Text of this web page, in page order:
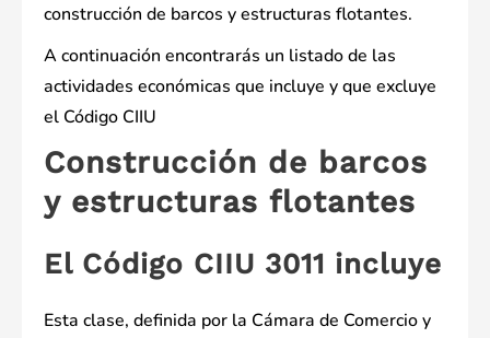
construcción de barcos y estructuras flotantes.
A continuación encontrarás un listado de las
actividades económicas que incluye y que excluye
el Código CIIU
Construcción de barcos
y estructuras flotantes
El Código CIIU 3011 incluye
Esta clase, definida por la Cámara de Comercio y